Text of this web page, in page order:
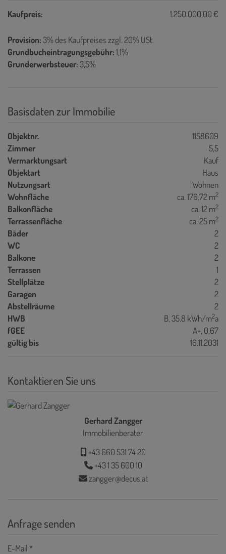
Kaufpreis: 1.250.000,00 €
Provision:3% des Kaufpreises zzgl. 20% USt.
Grundbucheintragungsgebühr:1,1%
Grunderwerbsteuer:3,5%
Basisdaten zur Immobilie
Objektnr.
1158609
Zimmer
5,5
Vermarktungsart
Kauf
Objektart
Haus
Nutzungsart
Wohnen
Wohnfläche
ca. 176,72 m2
Balkonfläche ca. 12 m2
Terrassenfläche ca. 25 m2
Bäder
2
WC
2
Balkone
2
Terrassen
1
Stellplätze
2
Garagen
2
Abstellräume
2
HWB
B, 35.8 kWh/m2a
fGEE
A+, 0,67
gültig bis
16.11.2031
Kontaktieren Sie uns
Gerhard Zangger
Immobilienberater
+43 660 531 74 20
+43 1 35 600 10
zangger@decus.at
Anfrage senden
E-Mail